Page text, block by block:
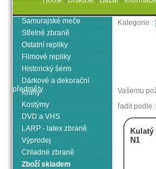
Kategorie :
Vašemu
řadit podle :
N1
Samurajské meče
Střelné zbraně
Ostatní repliky
Filmové repliky
Historický šerm
Dárkové a dekorační
předměty
Knihy
Kostýmy
DVD a VHS
LARP - latex zbraně
Výprodej
Chladné zbraně
Zboží skladem